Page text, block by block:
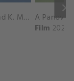
keyboard_arrow_right
A. Krunic and A. Danilina vs. P. Hon and K. Muchova Match Highlights - BEIJING_Capital Group Diamond ( October 02, 2025)
Film 2026